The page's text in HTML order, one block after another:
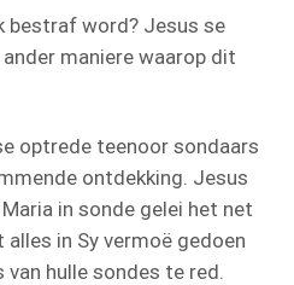
bestraf word? Jesus se
maniere waarop dit
optrede teenoor sondaars
ontdekking. Jesus
in sonde gelei het net
in Sy vermoë gedoen
hulle sondes te red.